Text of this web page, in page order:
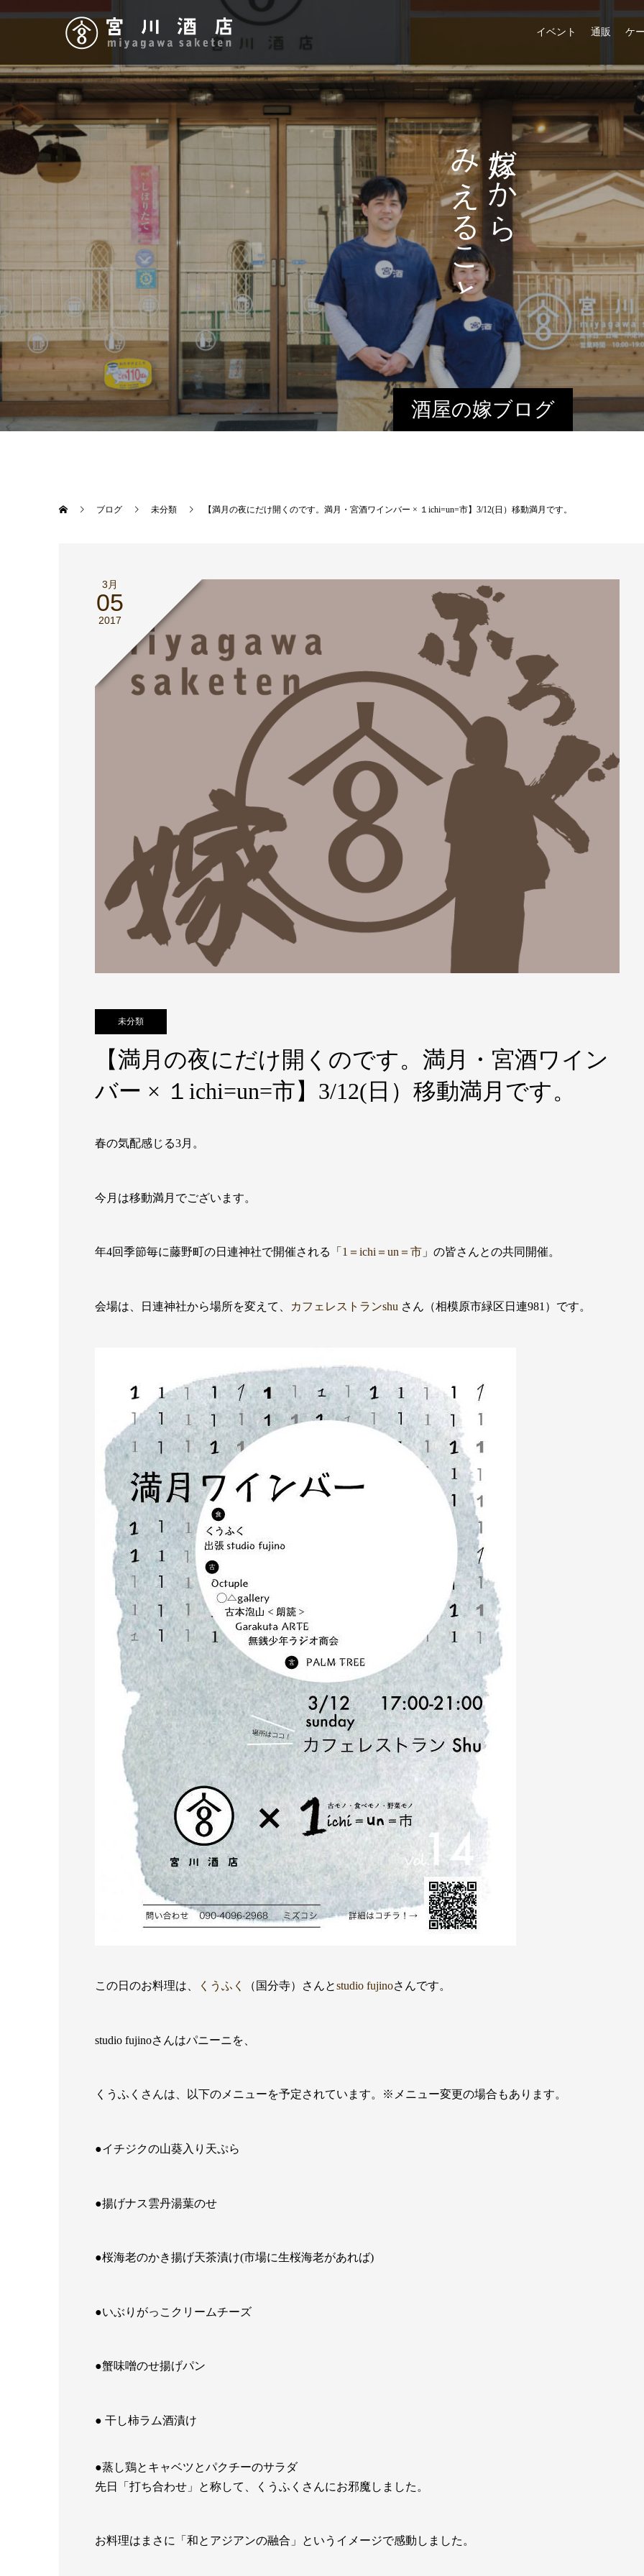
イベント 通販 ケ
酒屋の嫁ブログ
だ
か
ら
み
え
る
こ
と
だ
か
ら
た
ブログ 未分類 【満月の夜にだけ開くのです。満月・宮酒ワインバー × １ichi=un=市】3/12(日）移動満月です。
3月
05
2017
未分類
【満月の夜にだけ開くのです。満月・宮酒ワイン
バー × １ichi=un=市】3/12(日）移動満月です。
春の気配感じる3月。
今月は移動満月でございます。
年4回季節毎に藤野町の日連神社で開催される「 1＝ichi＝un＝市 」の皆さんとの共同開催。
会場は、日連神社から場所を変えて、 カフェレストランshu さん（相模原市緑区日連981）です。
この日のお料理は、 くうふく （国分寺）さんとstudio fujinoさんです。
studio fujinoさんはパニーニを、
くうふくさんは、以下のメニューを予定されています。※メニュー変更の場合もあります。
●イチジクの山葵入り天ぷら
●揚げナス雲丹湯葉のせ
●桜海老のかき揚げ天茶漬け(市場に生桜海老があれば)
●いぶりがっこクリームチーズ
●蟹味噌のせ揚げパン
● 干し柿ラム酒漬け
●蒸し鶏とキャベツとパクチーのサラダ
先日「打ち合わせ」と称して、くうふくさんにお邪魔しました。
お料理はまさに「和とアジアンの融合」というイメージで感動しました。